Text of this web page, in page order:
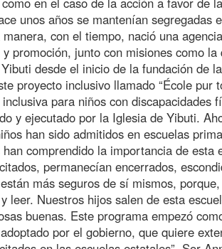
unos años se mantenían segregadas
manera, con el tiempo, nació una
y promoción, junto con misiones como
desde el inicio de la fundación de
proyecto inclusivo llamado “École pur
para niños con discapacidades
y ejecutado por la Iglesia de Yibuti.
han sido admitidos en escuelas
comprendido la importancia de esta
permanecían encerrados,
más seguros de sí mismos,
leer. Nuestros hijos salen de esta
buenas. Este programa empezó
por el gobierno, que quiere